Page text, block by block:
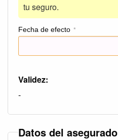
tu seguro.
Fecha de efecto *
Validez:
-
Datos del asegurado